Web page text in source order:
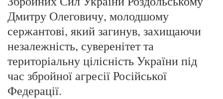
Дмитру Олеговичу, молодшому
сержантові, який загинув, захищаючи
незалежність, суверенітет та
територіальну цілісність України під
час збройної агресії Російської
Федерації.